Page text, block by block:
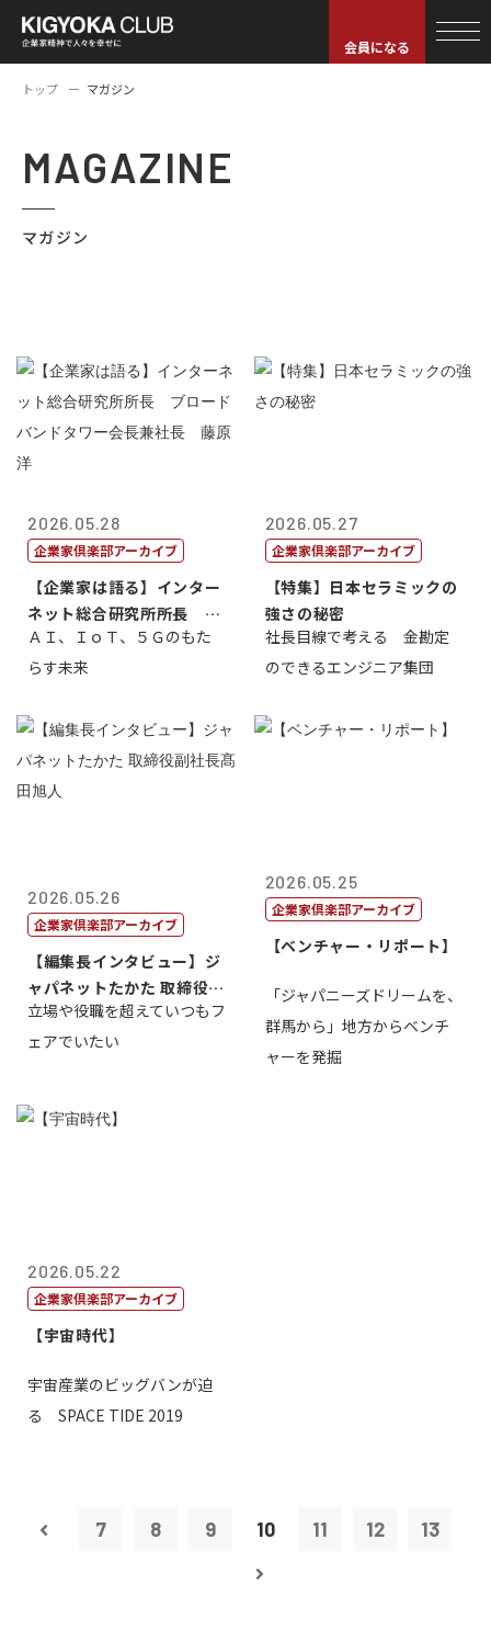
会員になる
トップ マガジン
MAGAZINE
マガジン
2026.05.28
企業家倶楽部アーカイブ
【企業家は語る】インター
ネット総合研究所所長 ブ
ロードバンド...
ＡＩ、ＩｏＴ、５Ｇのもた
らす未来
2026.05.27
企業家倶楽部アーカイブ
【特集】日本セラミックの
強さの秘密
社長目線で考える 金勘定
のできるエンジニア集団
2026.05.26
企業家倶楽部アーカイブ
【編集長インタビュー】ジ
ャパネットたかた 取締役副
社長髙田旭...
立場や役職を超えていつもフ
ェアでいたい
2026.05.25
企業家倶楽部アーカイブ
【ベンチャー・リポート】
「ジャパニーズドリームを、
群馬から」地方からベンチ
ャーを発掘
2026.05.22
企業家倶楽部アーカイブ
【宇宙時代】
宇宙産業のビッグバンが迫
る SPACE TIDE 2019
7 8 9 10 11 12 13